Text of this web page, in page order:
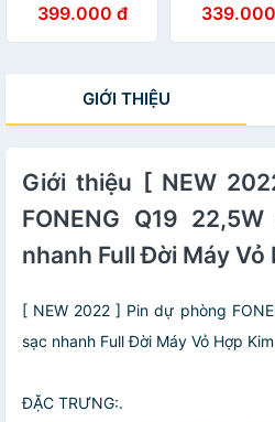
Sạc Nhanh PD
22.5W - Chính
399.000 đ
18W Kèm 3
sạc Siêu
GIỚI THIỆU
Giới thiệu [ NEW
FONENG Q19
nhanh Full Đời Máy Vỏ
[ NEW 2022 ] Pin dự phòng
sạc nhanh Full Đời Máy Vỏ Hợp
ĐẶC TRƯNG:.